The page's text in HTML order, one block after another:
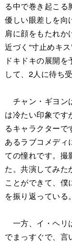
る中で巻き起こる
優しい眼差しを向
肩に顔をもたれか
近づく“寸止めキ
ドキドキの展開
して、2人に待ち
チャン・ギヨン
は冷たい印象です
るキャラクター
あるラブコメディ
ての憧れです。撮
た。共演してみた
ことができて、
を振り返っている。
一方、イ・ヘリ
でまっすぐで、言